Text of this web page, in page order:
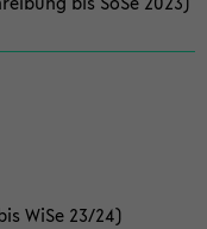
WiSe 23/24)